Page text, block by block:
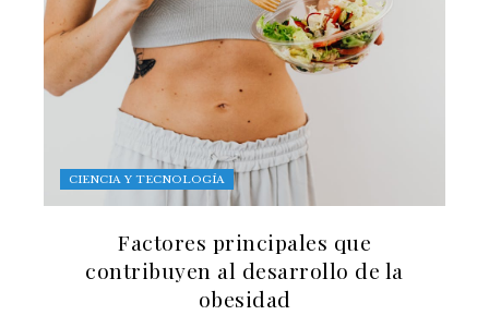
CIENCIA Y TECNOLOGÍA
Factores principales que
contribuyen al desarrollo de la
obesidad